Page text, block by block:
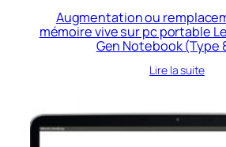
Augmentation ou
mémoire vive sur pc portable
Gen Notebook (Type
Lire la suite